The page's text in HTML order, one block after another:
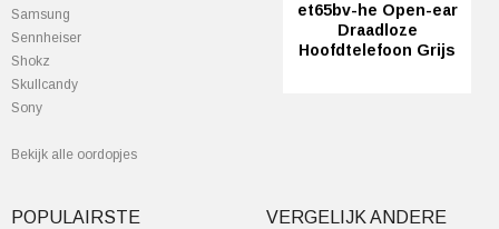
Samsung
Sennheiser
Shokz
Skullcandy
Sony
Bekijk alle oordopjes
et65bv-he Open-ear
Draadloze
Hoofdtelefoon Grijs
POPULAIRSTE
VERGELIJK ANDERE